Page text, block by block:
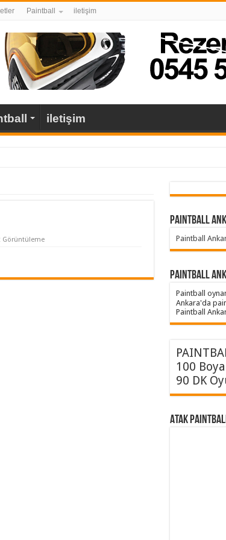
Paintball iletişim
iletişim
Görüntüleme
Paintball
Paintball
Paintball
Paintball
Ankara'da
Paintball
100
90 DK
ATAK